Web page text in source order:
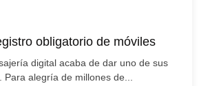
obligatorio de móviles
digital acaba de dar uno de sus
alegría de millones de...